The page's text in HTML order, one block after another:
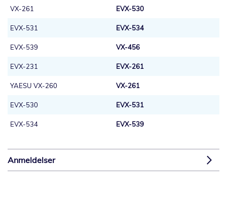
VX-261 EVX-530
EVX-531 EVX-534
EVX-539 VX-456
EVX-231 EVX-261
YAESU VX-260 VX-261
EVX-530 EVX-531
EVX-534 EVX-539
Anmeldelser